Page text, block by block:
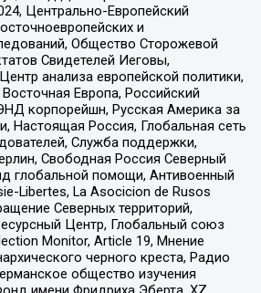
Центрально-Европейский
и
Общество Сторожевой
Свидетелей Иеговы,
анализа европейской политики,
Европа, Российский
корпорейшн, Русская Америка за
Настоящая Россия, Глобальная сеть
Служба поддержки,
Свободная Россия Северный
глобальной помощи, Антивоенный
Libertes, La Asocicion de Rusos
Северных территорий,
Центр, Глобальный союз
Monitor, Article 19, Мнение
черного креста, Радио
общество изучения